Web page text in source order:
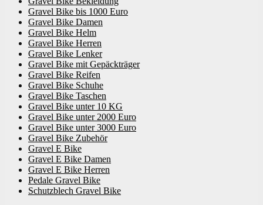
Gravel Bike bis 1000 Euro
Gravel Bike Damen
Gravel Bike Helm
Gravel Bike Herren
Gravel Bike Lenker
Gravel Bike mit Gepäckträger
Gravel Bike Reifen
Gravel Bike Schuhe
Gravel Bike Taschen
Gravel Bike unter 10 KG
Gravel Bike unter 2000 Euro
Gravel Bike unter 3000 Euro
Gravel Bike Zubehör
Gravel E Bike
Gravel E Bike Damen
Gravel E Bike Herren
Pedale Gravel Bike
Schutzblech Gravel Bike